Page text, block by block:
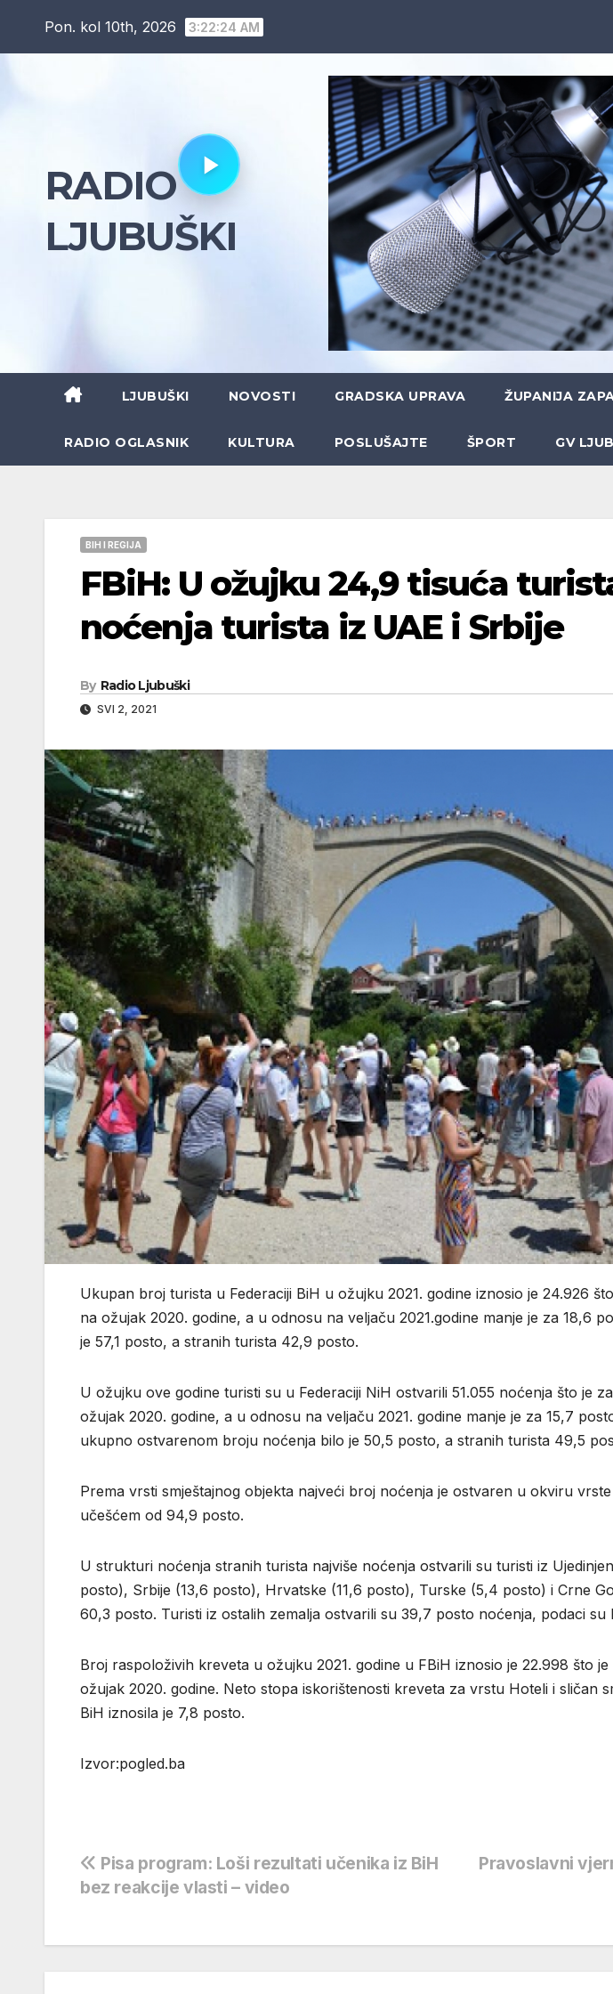
Pon. kol 10th, 2026 3:22:25 AM
RADIO
LJUBUŠKI
LJUBUŠKI NOVOSTI GRADSKA UPRAVA ŽUPANIJA
RADIO OGLASNIK KULTURA POSLUŠAJTE ŠPORT GV
BIH I REGIJA
FBiH: U ožujku 24,9 tisuća
noćenja turista iz UAE i Srbije
By Radio Ljubuški
SVI 2, 2021
Ukupan broj turista u Federaciji BiH u ožujku 2021. godine iznosio je 24.926
na ožujak 2020. godine, a u odnosu na veljaču 2021.godine manje je za 18,6
je 57,1 posto, a stranih turista 42,9 posto.
U ožujku ove godine turisti su u Federaciji NiH ostvarili 51.055 noćenja što je
ožujak 2020. godine, a u odnosu na veljaču 2021. godine manje je za 15,7
ukupno ostvarenom broju noćenja bilo je 50,5 posto, a stranih turista 49,5
Prema vrsti smještajnog objekta najveći broj noćenja je ostvaren u okviru
učešćem od 94,9 posto.
U strukturi noćenja stranih turista najviše noćenja ostvarili su turisti iz
posto), Srbije (13,6 posto), Hrvatske (11,6 posto), Turske (5,4 posto) i Crne
60,3 posto. Turisti iz ostalih zemalja ostvarili su 39,7 posto noćenja, podaci su
Broj raspoloživih kreveta u ožujku 2021. godine u FBiH iznosio je 22.998 što
ožujak 2020. godine. Neto stopa iskorištenosti kreveta za vrstu Hoteli i sličan
BiH iznosila je 7,8 posto.
Izvor:pogled.ba
Navigacija
objava
Pravoslavni
Pisa program: Loši rezultati učenika iz BiH
bez reakcije vlasti – video